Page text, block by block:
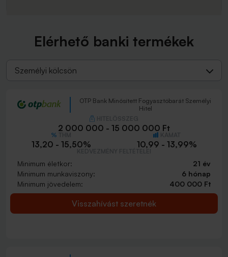
Elérhető banki termékek
Személyi kölcsön
OTP Bank Minősített Fogyasztóbarát Személyi
Hitel
2 000 000 - 15 000 000 Ft
13,20 - 15,50% 10,99 - 13,99%
Minimum életkor:
21 év
Minimum munkaviszony:
6 hónap
Minimum jövedelem:
400 000 Ft
Visszahívást szeretnék